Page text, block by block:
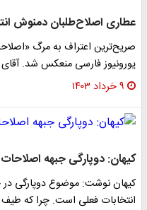
عطاری اصلاح‌طلبان دمنوش
صریح‌ترین اعتراف به مرگ
یورونیوز فارسی منعکس شد. آقای
۹ خرداد ۱۴۰۳
کیهان: دوپارگی جبهه
کیهان نوشت: موضوع دوپارگی در
انتخابات فعلی است. چرا که طیف